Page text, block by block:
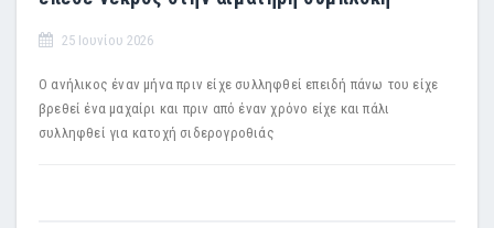
25 Ιουνίου 2026
Ο ανήλικος έναν μήνα πριν είχε συλληφθεί επειδή πάνω του είχε
βρεθεί ένα μαχαίρι και πριν από έναν χρόνο είχε και πάλι
συλληφθεί για κατοχή σιδερογροθιάς